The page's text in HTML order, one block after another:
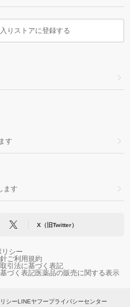
りストアに登録する
す
ます
X（旧Twitter）
シー
ご利用規約
引法に基づく表記
づく表記医薬品の販売に関する表示
シーLINEヤフープライバシーセンター